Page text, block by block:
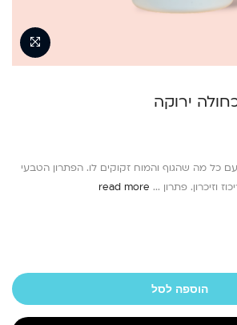
ירוקה
עם כל מה שהגוף והמוח זקוקים לו. הפתרון הטבעי
וזיכרון. פתרון ...
הוספה לסל